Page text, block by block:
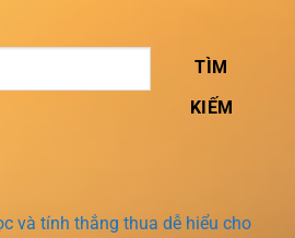
TÌM
KIẾM
và tính thắng thua dễ hiểu cho